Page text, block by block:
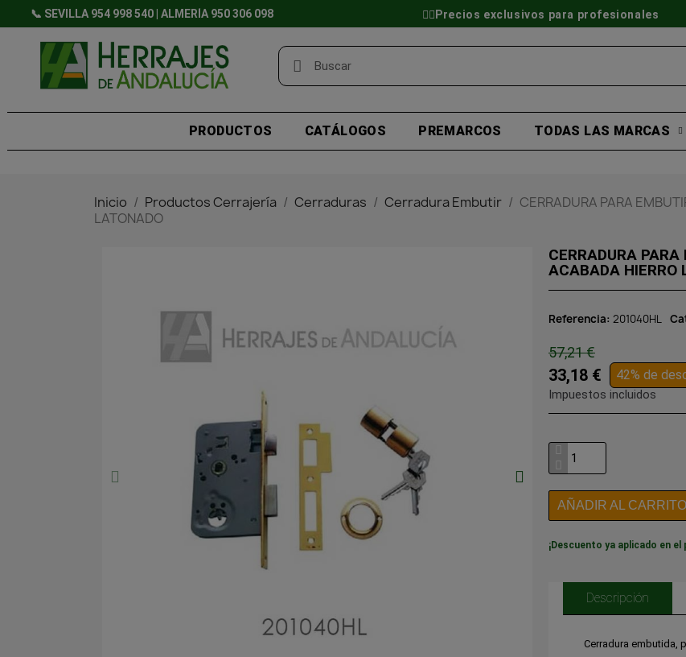
📞 SEVILLA 954 998 540 | ALMERÍA 950 306 098 👷‍♂️Precios exclusivos para profesionales
PRODUCTOS CATÁLOGOS PREMARCOS TODAS LAS MARCAS
Inicio Productos Cerrajería Cerraduras Cerradura Embutir
CERRADURA PARA
LATONADO
CERRADURA
ACABADA HIERRO
Referencia 201040HL
57,21 €
33,18 € 42% de
Impuestos incluidos
AÑADIR AL CARRITO
¡Descuento ya aplicado en
Descripción
Cerradura embutida,